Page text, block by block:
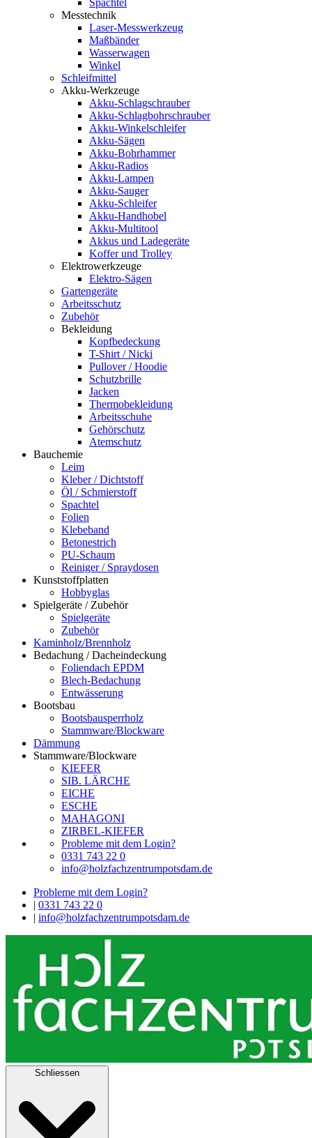
Spachtel
Messtechnik
Laser-Messwerkzeug
Maßbänder
Wasserwagen
Winkel
Schleifmittel
Akku-Werkzeuge
Akku-Schlagschrauber
Akku-Schlagbohrschrauber
Akku-Winkelschleifer
Akku-Sägen
Akku-Bohrhammer
Akku-Radios
Akku-Lampen
Akku-Sauger
Akku-Schleifer
Akku-Handhobel
Akku-Multitool
Akkus und Ladegeräte
Koffer und Trolley
Elektrowerkzeuge
Elektro-Sägen
Gartengeräte
Arbeitsschutz
Zubehör
Bekleidung
Kopfbedeckung
T-Shirt / Nicki
Pullover / Hoodie
Schutzbrille
Jacken
Thermobekleidung
Arbeitsschuhe
Gehörschutz
Atemschutz
Bauchemie
Leim
Kleber / Dichtstoff
Öl / Schmierstoff
Spachtel
Folien
Klebeband
Betonestrich
PU-Schaum
Reiniger / Spraydosen
Kunststoffplatten
Hobbyglas
Spielgeräte / Zubehör
Spielgeräte
Zubehör
Kaminholz/Brennholz
Bedachung / Dacheindeckung
Foliendach EPDM
Blech-Bedachung
Entwässerung
Bootsbau
Bootsbausperrholz
Stammware/Blockware
Dämmung
Stammware/Blockware
KIEFER
SIB. LÄRCHE
EICHE
ESCHE
MAHAGONI
ZIRBEL-KIEFER
Probleme mit dem Login?
0331 743 22 0
info@holzfachzentrumpotsdam.de
Probleme mit dem Login?
| 0331 743 22 0
| info@holzfachzentrumpotsdam.de
Schliessen